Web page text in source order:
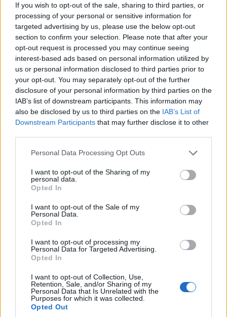
If you wish to opt-out of the sale, sharing to third parties, or
processing of your personal or sensitive information for
targeted advertising by us, please use the below opt-out
section to confirm your selection. Please note that after your
opt-out request is processed you may continue seeing
interest-based ads based on personal information utilized by
us or personal information disclosed to third parties prior to
your opt-out. You may separately opt-out of the further
disclosure of your personal information by third parties on the
IAB’s list of downstream participants. This information may
also be disclosed by us to third parties on the IAB’s List of
Downstream Participants that may further disclose it to other
Please note that this website/app uses one or more Google
not limited to your visit or usage behaviour. You may click to
grant or deny consent to Google and its third-party tags to
use your data for below specified purposes in below Google
consent section.
Personal Data Processing Opt Outs
I want to opt-out of the Sharing of my
personal data.
Opted In
I want to opt-out of the Sale of my
Personal Data.
Opted In
I want to opt-out of processing my
Personal Data for Targeted Advertising.
Opted In
I want to opt-out of Collection, Use,
Retention, Sale, and/or Sharing of my
Personal Data that Is Unrelated with the
Purposes for which it was collected.
Opted Out
ΑΘΛΗΤΙΣΜΟΣ
Μόντρεαλ: Αποφασιστικός Τσιτσιπάς, πέρασε
στον δεύτερο γύρο
4/08/2026 - 9:51μμ
ΑΘΛΗΤΙΣΜΟΣ
Παίκτης της Ντόρτμουντ ο Καρέτσας – Κέρασε
γύρο τους οπαδούς
3/08/2026 - 9:19μμ